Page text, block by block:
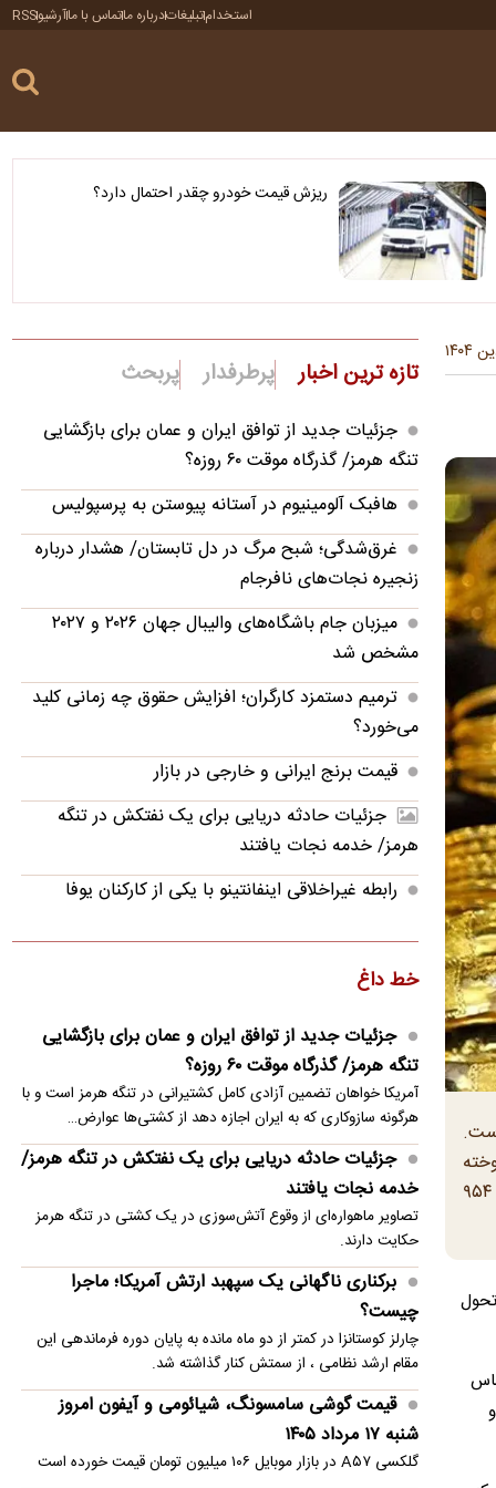
استخدامتبلیغاتدرباره ماتماس با ماآرشیوRSS
ریزش قیمت خودرو چقدر احتمال دارد؟
۲۰۰ هزار تومان فروخته
شد که به ترتیب نسبت به معاملات روز دوشنبه (۱۸ فروردین) پنج میلیون و ۸۰۲ هزار و ۵۱۶ تومان و هفت میلیون و ۶۴۲ هزار و ۹۵۴
تحول
تازه ترین اخبار پرطرفدار پربحث
جزئیات جدید از توافق ایران و عمان برای بازگشایی
تنگه هرمز/ گذرگاه موقت ۶۰ روزه؟
هافبک آلومینیوم در آستانه پیوستن به پرسپولیس
غرق‌شدگی؛ شبح مرگ در دل تابستان/ هشدار درباره
زنجیره نجات‌های نافرجام
میزبان جام باشگاه‌های والیبال جهان ۲۰۲۶ و ۲۰۲۷
مشخص شد
ترمیم دستمزد کارگران؛ افزایش حقوق چه زمانی کلید
می‌خورد؟
قیمت برنج ایرانی و خارجی در بازار
جزئیات حادثه دریایی برای یک نفتکش در تنگه
هرمز/ خدمه نجات یافتند
رابطه غیراخلاقی اینفانتینو با یکی از کارکنان یوفا
برکناری ناگهانی یک سپهبد ارتش آمریکا؛ ماجرا
چیست؟
قطعنامه ارائه کردند
قیمت گوشی سامسونگ، شیائومی و آیفون امروز شنبه
۱۷ مرداد ۱۴۰۵
احتمال شنیده‌شدن صدای انفجار در جنوب اصفهان
سپاه: تفاهم‌نامه‌های ایران و آمریکا، چیزی جز «سند
تسلیم ایالات متحده» نیست
بازداشت دو جراح زیبایی قلابی/ یکی از متهمان:
حوصله نداشتم ۷-۸ سال درس بخوانم تا پزشک شوم
ژنرال دن کین: واشنگتن باید راهی برای خروج از جنگ
با ایران پیدا کند
خط داغ
جزئیات جدید از توافق ایران و عمان برای بازگشایی
تنگه هرمز/ گذرگاه موقت ۶۰ روزه؟
آمریکا خواهان تضمین آزادی کامل کشتیرانی در تنگه هرمز است و با
هرگونه سازوکاری که به ایران اجازه دهد از کشتی‌ها عوارض…
جزئیات حادثه دریایی برای یک نفتکش در تنگه هرمز/
خدمه نجات یافتند
تصاویر ماهو‌اره‌ای از وقوع آتش‌سوزی در یک کشتی در تنگه هرمز
حکایت دارند.
برکناری ناگهانی یک سپهبد ارتش آمریکا؛ ماجرا
چیست؟
چارلز کوستانزا در کمتر از دو ماه مانده به پایان دوره فرماندهی این
مقام ارشد نظامی ، از سمتش کنار گذاشته شد.
قیمت گوشی سامسونگ، شیائومی و آیفون امروز
شنبه ۱۷ مرداد ۱۴۰۵
گلکسی A۵۷ در بازار موبایل ۱۰۶ میلیون تومان قیمت خورده است